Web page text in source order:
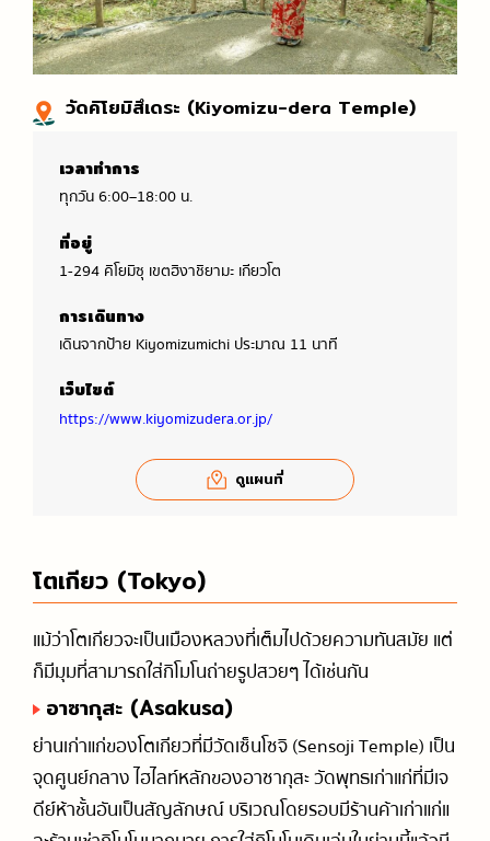
วัดคิโยมิสึเดระ (Kiyomizu-dera Temple)
เวลาทำการ
ทุกวัน 6:00–18:00 น.
ที่อยู่
1-294 คิโยมิซุ เขตฮิงาชิยามะ เกียวโต
การเดินทาง
เดินจากป้าย Kiyomizumichi ประมาณ 11 นาที
เว็บไซต์
https://www.kiyomizudera.or.jp/
ดูแผนที่
โตเกียว (Tokyo)
แม้ว่าโตเกียวจะเป็นเมืองหลวงที่เต็มไปด้วยความทันสมัย แต่
ก็มีมุมที่สามารถใส่กิโมโนถ่ายรูปสวยๆ ได้เช่นกัน
อาซากุสะ (Asakusa)
ย่านเก่าแก่ของโตเกียวที่มีวัดเซ็นโซจิ (Sensoji Temple) เป็น
จุดศูนย์กลาง ไฮไลท์หลักของอาซากุสะ วัดพุทธเก่าแก่ที่มีเจ
ดีย์ห้าชั้นอันเป็นสัญลักษณ์ บริเวณโดยรอบมีร้านค้าเก่าแก่แ